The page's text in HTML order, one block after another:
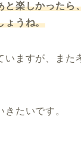
と楽しかったら
ょうね。
いますが、また
たいです。